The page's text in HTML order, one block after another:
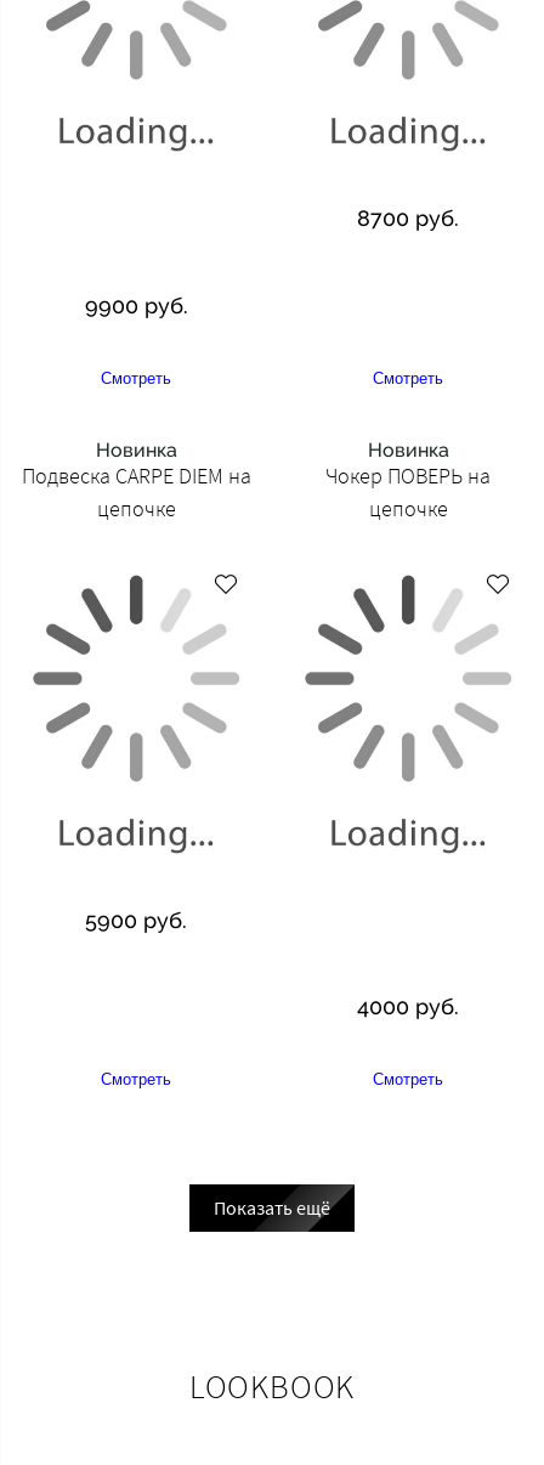
9900 руб.
Смотреть
8700 руб.
Смотреть
Новинка
Подвеска CARPE DIEM на
цепочке
5900 руб.
Смотреть
Новинка
Чокер ПОВЕРЬ на
цепочке
4000 руб.
Смотреть
Показать ещё
LOOKBOOK